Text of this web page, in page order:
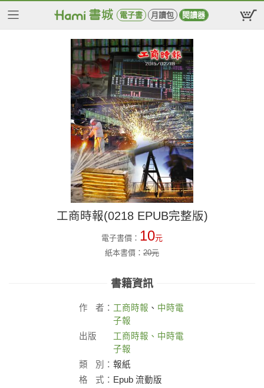
電子書 月讀包 閱讀器
工商時報(0218 EPUB完整版)
電子書價： 10元
紙本書價： 20元
書籍資訊
作 者： 工商時報 、 中時電
子報
出版
工商時報、中時電
子報
類
別： 報紙
格
式： Epub 流動版